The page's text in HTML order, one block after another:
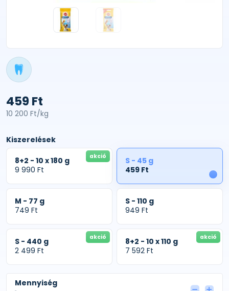
459 Ft
10 200 Ft/kg
Kiszerelések
akció
8+2 - 10 x 180 g
9 990 Ft
1
S - 45 g
459 Ft
M - 77 g
749 Ft
S - 110 g
949 Ft
akció
S - 440 g
2 499 Ft
akció
8+2 - 10 x 110 g
7 592 Ft
Mennyiség